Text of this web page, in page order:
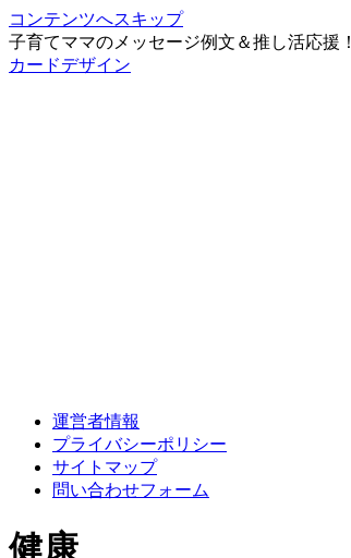
コンテンツへスキップ
子育てママのメッセージ例文＆推し活応援！
カードデザイン
運営者情報
プライバシーポリシー
サイトマップ
問い合わせフォーム
健康